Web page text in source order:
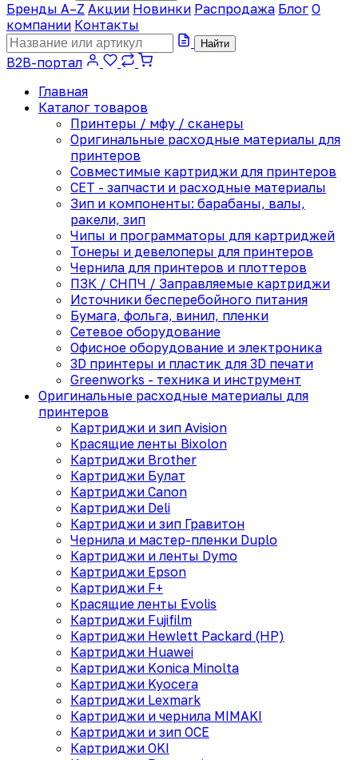
Бренды A–Z Акции Новинки Распродажа Блог О
компании Контакты
Найти
B2B-портал
Главная
Каталог товаров
Принтеры / мфу / сканеры
Оригинальные расходные материалы для
принтеров
Совместимые картриджи для принтеров
CET - запчасти и расходные материалы
Зип и компоненты: барабаны, валы,
ракели, зип
Чипы и программаторы для картриджей
Тонеры и девелоперы для принтеров
Чернила для принтеров и плоттеров
ПЗК / СНПЧ / Заправляемые картриджи
Источники бесперебойного питания
Бумага, фольга, винил, пленки
Сетевое оборудование
Офисное оборудование и электроника
3D принтеры и пластик для 3D печати
Greenworks - техника и инструмент
Оригинальные расходные материалы для
принтеров
Картриджи и зип Avision
Красящие ленты Bixolon
Картриджи Brother
Картриджи Булат
Картриджи Canon
Картриджи Deli
Картриджи и зип Гравитон
Чернила и мастер-пленки Duplo
Картриджи и ленты Dymo
Картриджи Epson
Картриджи F+
Красящие ленты Evolis
Картриджи Fujifilm
Картриджи Hewlett Packard (HP)
Картриджи Huawei
Картриджи Konica Minolta
Картриджи Kyocera
Картриджи Lexmark
Картриджи и чернила MIMAKI
Картриджи и зип OCE
Картриджи OKI